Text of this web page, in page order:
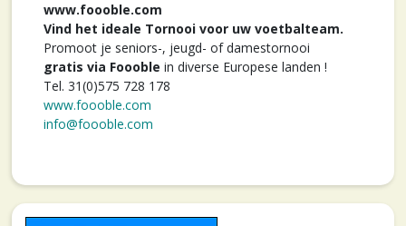
www.foooble.com
Vind het ideale Tornooi voor uw voetbalteam.
Promoot je seniors-, jeugd- of damestornooi
gratis via Foooble in diverse Europese landen !
Tel. 31(0)575 728 178
www.foooble.com
info@foooble.com